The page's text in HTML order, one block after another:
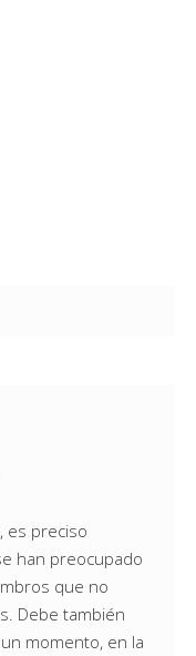
es preciso
han preocupado
que no
Debe también
momento, en la